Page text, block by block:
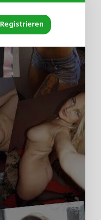
Registrieren